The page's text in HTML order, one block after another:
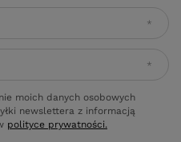
moich danych osobowych
newslettera z informacją
polityce prywatności.